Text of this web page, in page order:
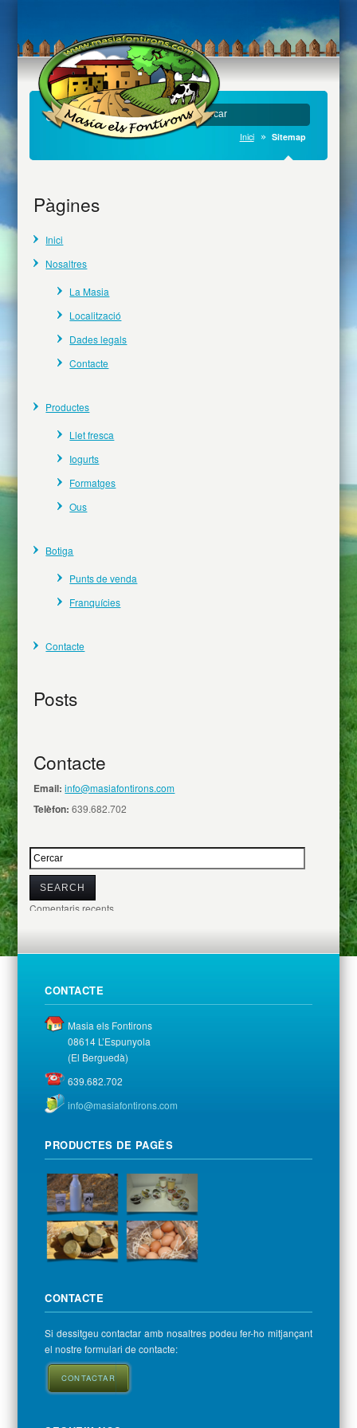
Sitemap
Inici Sitemap
Pàgines
Inici
Nosaltres
La Masia
Localització
Dades legals
Contacte
Productes
Llet fresca
Iogurts
Formatges
Ous
Botiga
Punts de venda
Franquícies
Contacte
Posts
Contacte
Email: info@masiafontirons.com
Telèfon: 639.682.702
Comentaris recents
CONTACTE
Masia els Fontirons
08614 L’Espunyola
(El Berguedà)
639.682.702
info@masiafontirons.com
PRODUCTES DE PAGÈS
CONTACTE
Si dessitgeu contactar amb nosaltres podeu fer-ho mitjançant
el nostre formulari de contacte:
CONTACTAR